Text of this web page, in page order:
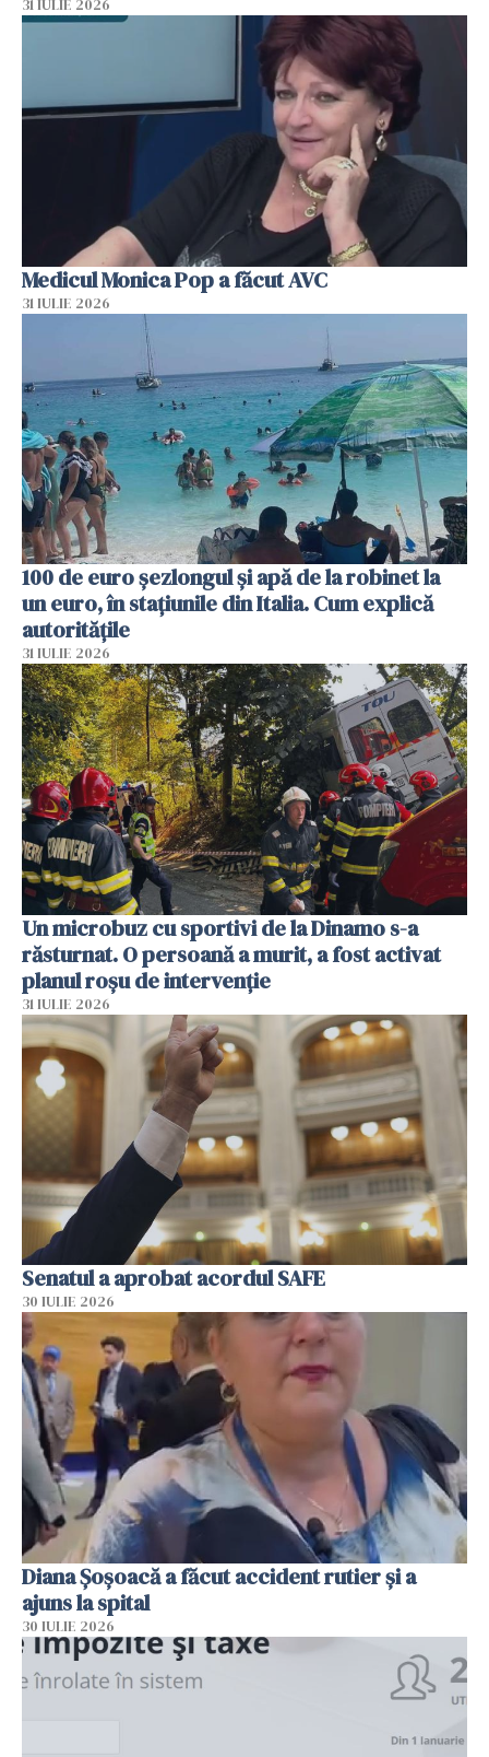
31 IULIE 2026
Medicul Monica Pop a făcut AVC
31 IULIE 2026
100 de euro șezlongul și apă de la robinet la
un euro, în stațiunile din Italia. Cum explică
autoritățile
31 IULIE 2026
Un microbuz cu sportivi de la Dinamo s-a
răsturnat. O persoană a murit, a fost activat
planul roșu de intervenție
31 IULIE 2026
Senatul a aprobat acordul SAFE
30 IULIE 2026
Diana Șoșoacă a făcut accident rutier și a
ajuns la spital
30 IULIE 2026